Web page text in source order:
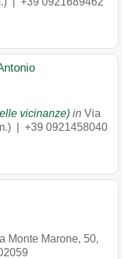
vicinanze) in Via
| +39 0921458040
Monte Marone, 50,